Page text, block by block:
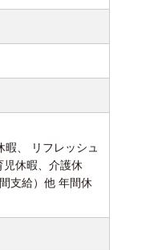
、 リフレッシュ
児休暇、介護休
支給）他 年間休